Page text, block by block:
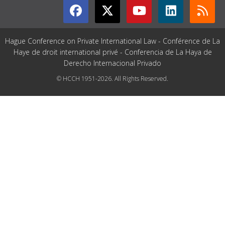
Hague Conference on Private International Law - Conférence de La
Haye de droit international privé - Conferencia de La Haya de
Derecho Internacional Privado
© HCCH 1951-2026. All Rights Reserved.